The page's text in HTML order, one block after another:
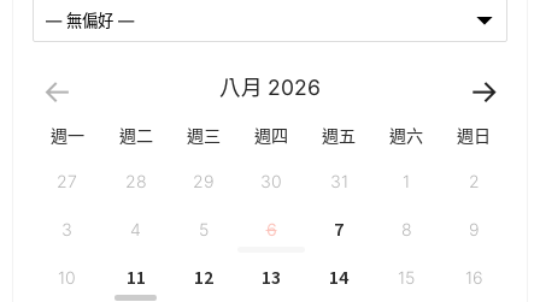
八月 2026
週一 週二 週三 週四 週五 週六 週日
27 28 29 30 31 1 2
3 4 5 6 7 8 9
10 11 12 13 14 15 16